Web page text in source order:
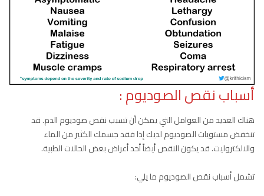
أسباب نقص الصوديوم :
هناك العديد من العوامل التي يمكن أن تسبب نقص صوديوم الدم. قد
تنخفض مستويات الصوديوم لديك إذا فقد جسمك الكثير من الماء
والالكتروليت. قد يكون النقص أيضاً أحد أعراض بعض الحالات الطبية.
تشمل أسباب نقص الصوديوم ما يلي: